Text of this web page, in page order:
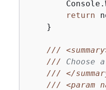
return
    }
///
/// Choose
///
</
///
<param